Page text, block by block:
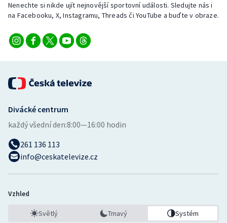
Nenechte si nikde ujít nejnovější sportovní události. Sledujte nás i
na Facebooku, X, Instagramu, Threads či YouTube a buďte v obraze.
Divácké centrum
každý všední den:8:00—16:00 hodin
261 136 113
info@ceskatelevize.cz
Vzhled
Světlý Tmavý Systém